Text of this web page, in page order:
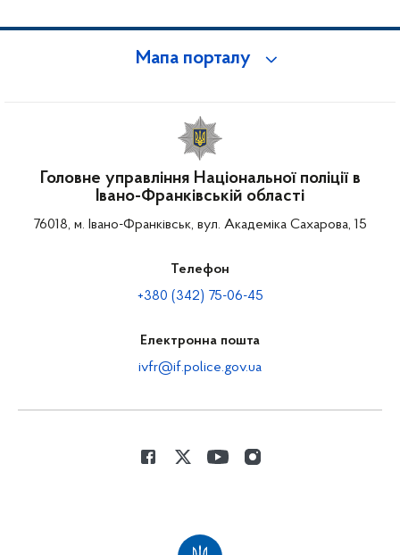
Мапа порталу
Головне управління Національної поліції в
Івано-Франківській області
76018, м. Івано-Франківськ, вул. Академіка Сахарова, 15
Телефон
+380 (342) 75-06-45
Електронна пошта
ivfr@if.police.gov.ua